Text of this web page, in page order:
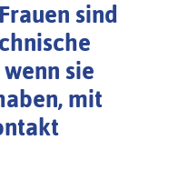
sind
sie
mit